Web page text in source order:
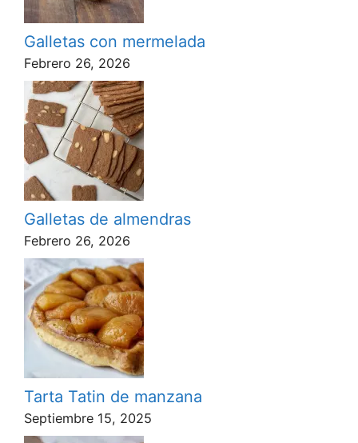
Galletas con mermelada
Febrero 26, 2026
Galletas de almendras
Febrero 26, 2026
Tarta Tatin de manzana
Septiembre 15, 2025